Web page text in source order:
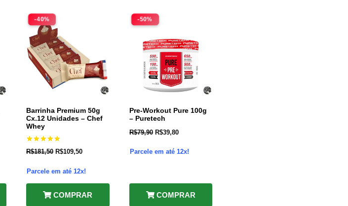
-40%
Barrinha Premium 50g
Cx.12 Unidades – Chef
Whey
Avaliação
5.00
R$181,50 R$109,50
Parcele em até 12x!
COMPRAR
-50%
Pre-Workout Pure 100g
– Puretech
R$79,90 R$39,80
Parcele em até 12x!
COMPRAR